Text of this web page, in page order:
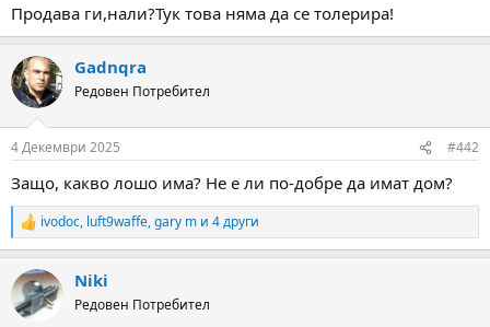
м
а
т
а
т
а
Продава ги,нали?Тук това няма да се толерира!
Gadnqra
Редовен Потребител
4 Декември 2025 #442
Защо, какво лошо има? Не е ли по-добре да имат дом?
R
e
c
t
i
ivodoc, luft9waffe,gary m и 4 други
Niki
Редовен Потребител